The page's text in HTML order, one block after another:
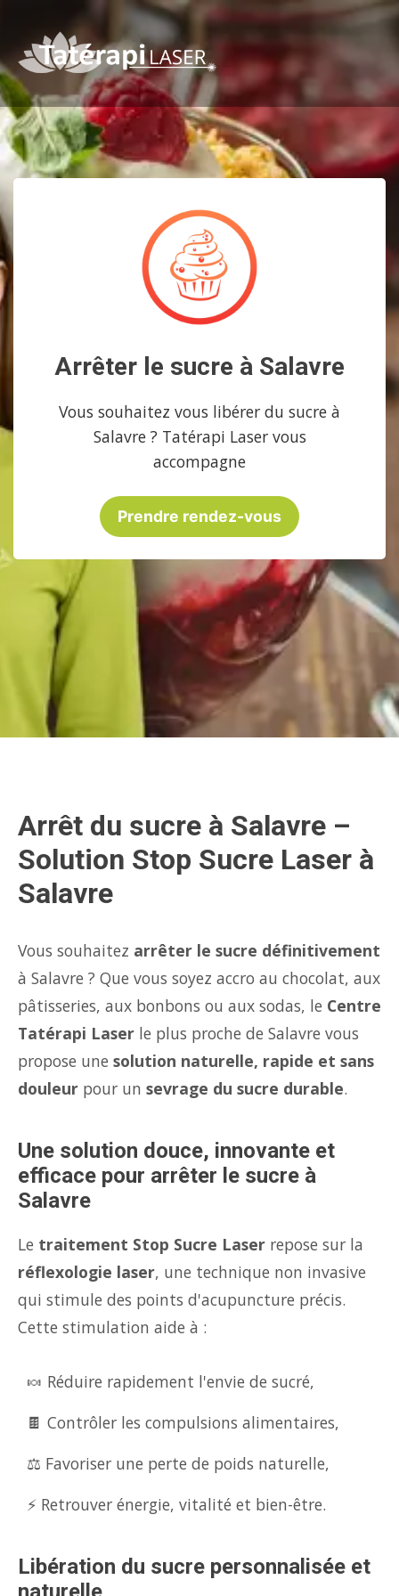
Arrêter le sucre à Salavre
Vous souhaitez vous libérer du sucre à
Salavre ? Tatérapi Laser vous
accompagne
Prendre rendez-vous
Arrêt du sucre à Salavre –
Solution Stop Sucre Laser à
Salavre
Vous souhaitez arrêter le sucre définitivement
à Salavre ? Que vous soyez accro au chocolat, aux
pâtisseries, aux bonbons ou aux sodas, le Centre
Tatérapi Laser le plus proche de Salavre vous
propose une solution naturelle, rapide et sans
douleur pour un sevrage du sucre durable.
Une solution douce, innovante et
efficace pour arrêter le sucre à
Salavre
Le traitement Stop Sucre Laser repose sur la
réflexologie laser, une technique non invasive
qui stimule des points d'acupuncture précis.
Cette stimulation aide à :
🍬 Réduire rapidement l'envie de sucré,
🍫 Contrôler les compulsions alimentaires,
⚖️ Favoriser une perte de poids naturelle,
⚡ Retrouver énergie, vitalité et bien-être.
Libération du sucre personnalisée et